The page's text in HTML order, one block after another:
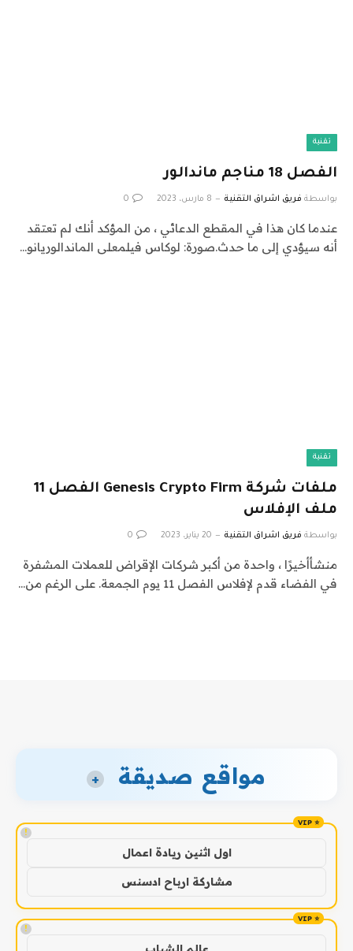
تقنية
الفصل 18 مناجم ماندالور
بواسطة فريق اشراق التقنية 8 مارس، 2023 0
عندما كان هذا في المقطع الدعائي ، من المؤكد أنك لم تعتقد
أنه سيؤدي إلى ما حدث.صورة: لوكاس فيلمعلى الماندالوريانو…
تقنية
ملفات شركة Genesis Crypto Firm الفصل 11
ملف الإفلاس
بواسطة فريق اشراق التقنية 20 يناير، 2023 0
منشأأخيرًا ، واحدة من أكبر شركات الإقراض للعملات المشفرة
في الفضاء قدم لإفلاس الفصل 11 يوم الجمعة. على الرغم من…
مواقع صديقة +
!
اول اثنين ريادة اعمال
مشاركة ارباح ادسنس
!